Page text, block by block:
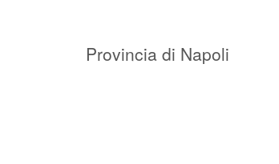
Provincia di Napoli